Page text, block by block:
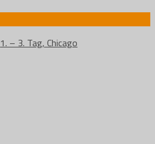
1. – 3. Tag, Chicago